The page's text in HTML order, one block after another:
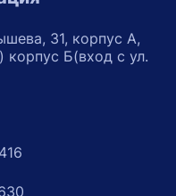
31, корпус А,
Б(вход с ул.